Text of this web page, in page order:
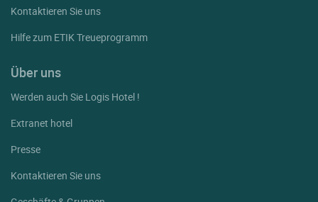
Kontaktieren Sie uns
Hilfe zum ETIK Treueprogramm
Über uns
Werden auch Sie Logis Hotel !
Extranet hotel
Presse
Kontaktieren Sie uns